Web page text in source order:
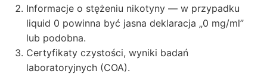
Informacje o stężeniu nikotyny — w przypadku
liquid 0 powinna być jasna deklaracja „0 mg/ml”
lub podobna.
Certyfikaty czystości, wyniki badań
laboratoryjnych (COA).